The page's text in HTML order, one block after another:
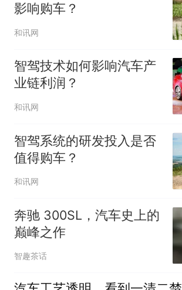
影响购车？
和讯网
智驾技术如何影响汽车产
业链利润？
和讯网
智驾系统的研发投入是否
值得购车？
和讯网
奔驰 300SL，汽车史上的
巅峰之作
智趣茶话